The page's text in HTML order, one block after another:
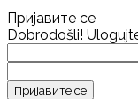
Пријавите се
Dobrodošli!